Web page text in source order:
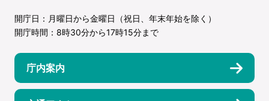
開庁日：月曜日から金曜日（祝日、年末年始を除く）
開庁時間：8時30分から17時15分まで
庁内案内